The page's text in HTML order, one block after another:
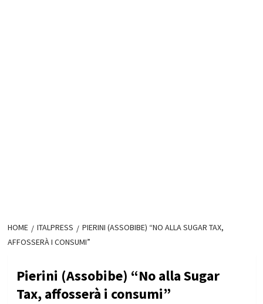
HOME ITALPRESS
PIERINI (ASSOBIBE) “NO ALLA SUGAR TAX,
AFFOSSERÀ I CONSUMI”
Pierini (Assobibe) “No alla Sugar
Tax, affosserà i consumi”